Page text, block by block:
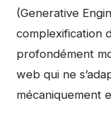
(Generative
complexification
profondément
web qui ne
mécaniquement